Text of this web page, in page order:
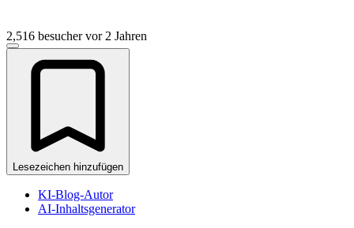
2,516 besucher vor 2 Jahren
Lesezeichen hinzufügen
KI-Blog-Autor
AI-Inhaltsgenerator